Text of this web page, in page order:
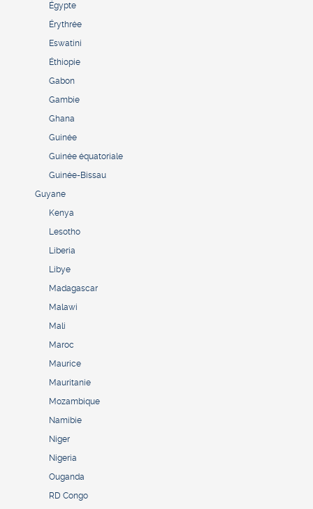
Égypte
Érythrée
Eswatini
Éthiopie
Gabon
Gambie
Ghana
Guinée
Guinée équatoriale
Guinée-Bissau
Guyane
Kenya
Lesotho
Liberia
Libye
Madagascar
Malawi
Mali
Maroc
Maurice
Mauritanie
Mozambique
Namibie
Niger
Nigeria
Ouganda
RD Congo